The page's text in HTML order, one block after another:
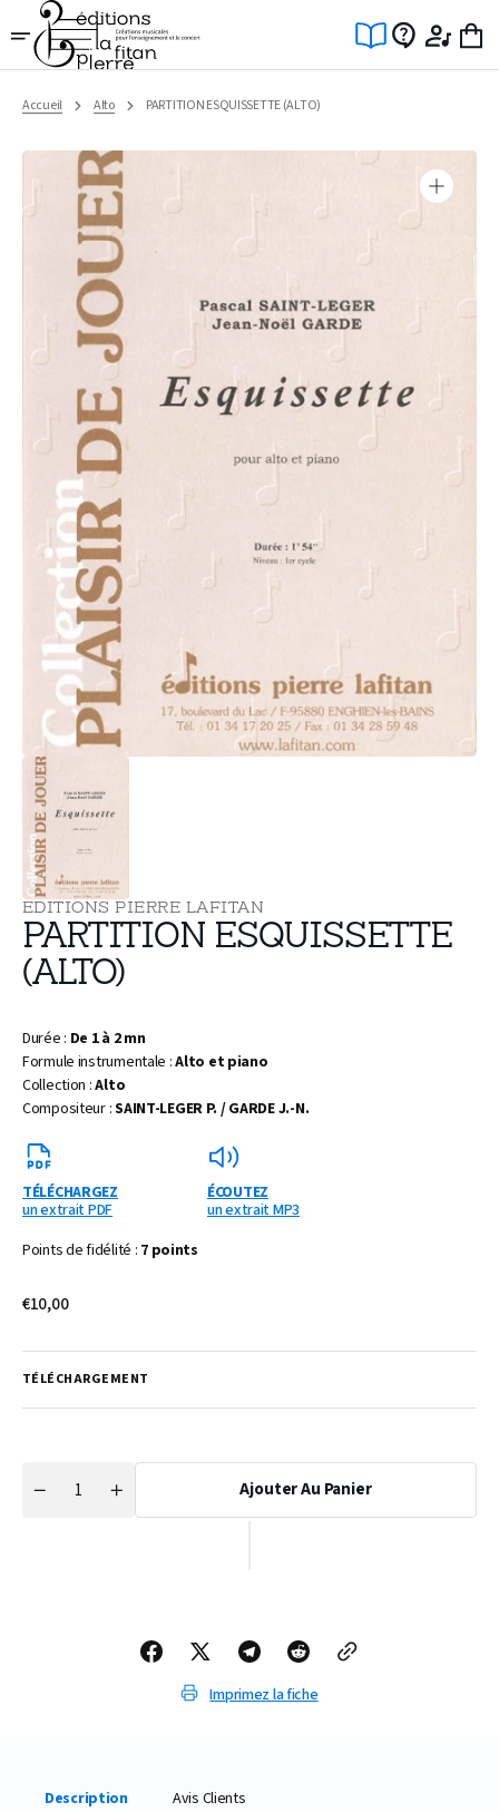
Ignorer
et
passer
au
Accueil Alto PARTITION ESQUISSETTE (ALTO)
Ouvrir
dans
la
EDITIONS PIERRE LAFITAN
PARTITION ESQUISSETTE
(ALTO)
Durée : De 1 à 2 mn
Formule instrumentale :Alto et piano
Collection :Alto
Compositeur :SAINT-LEGER P. / GARDE J.-N.
TÉLÉCHARGEZ
un extrait PDF
ÉCOUTEZ
un extrait MP3
Points de fidélité : 7 points
Prix
€10,00
TÉLÉCHARGEMENT
Réduire
Quantité
Augmenter
Ajouter Au Panier
Imprimez la fiche
Description Avis Clients